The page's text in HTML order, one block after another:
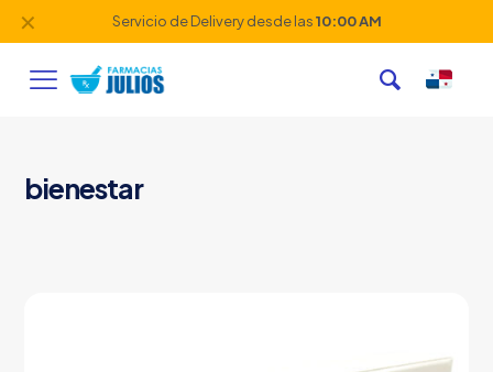
Servicio de Delivery desde las10:00 AM
✕
bienestar